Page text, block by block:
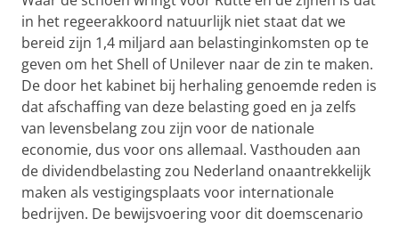
in het regeerakkoord natuurlijk niet staat dat we
bereid zijn 1,4 miljard aan belastinginkomsten op te
geven om het Shell of Unilever naar de zin te maken.
De door het kabinet bij herhaling genoemde reden is
dat afschaffing van deze belasting goed en ja zelfs
van levensbelang zou zijn voor de nationale
economie, dus voor ons allemaal. Vasthouden aan
de dividendbelasting zou Nederland onaantrekkelijk
maken als vestigingsplaats voor internationale
bedrijven. De bewijsvoering voor dit doemscenario